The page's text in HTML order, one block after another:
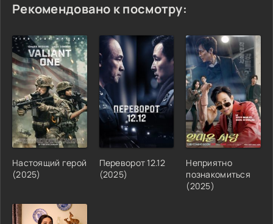
Рекомендовано к посмотру:
Настоящий герой
(2025)
Переворот 12.12
(2025)
Неприятно
познакомиться
(2025)